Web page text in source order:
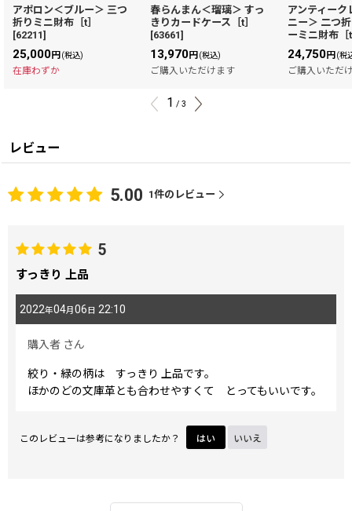
アポロン＜ブルー＞ 三つ
折りミニ財布［t］
[62211]
25,000円 (税込)
在庫わずか
春らんまん＜瑠璃＞ すっ
きりカードケース［t］
[63661]
13,970円 (税込)
ご購入いただけます
アンティーク
ニー＞ 二つ
ーミニ財布［
24,750円 (税
ご購入いただ
1 / 3
レビュー
5.00 1件のレビュー
5
すっきり 上品
2022年04月 06 日 22:10
購入者 さん
絞り・緑の柄は すっきり 上品です。
ほかのどの文庫革とも合わせやすくて とってもいいです。
このレビューは参考になりましたか？ はい いいえ